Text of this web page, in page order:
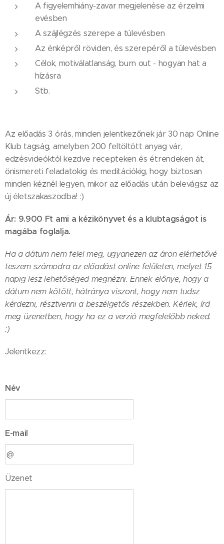
A figyelemhiány-zavar megjelenése az érzelmi
evésben
A szájlégzés szerepe a túlevésben
Az énképről röviden, és szerepéről a túlevésben
Célok, motiválatlanság, burn out - hogyan hat a
hízásra
Stb.
Az előadás 3 órás, minden jelentkezőnek jár 30 nap Online
Klub tagság, amelyben 200 feltöltött anyag vár,
edzésvideóktól kezdve recepteken és étrendeken át,
önismereti feladatokig és meditációkig, hogy biztosan
minden kéznél legyen, mikor az előadás után belevágsz az
új életszakaszodba! :)
Ár: 9.900 Ft ami a kézikönyvet és a klubtagságot is
magába foglalja.
Ha a dátum nem felel meg, ugyanezen az áron elérhetővé
teszem számodra az előadást online felületen, melyet 15
napig lesz lehetőséged megnézni. Ennek előnye, hogy a
dátum nem kötött, hátránya viszont, hogy nem tudsz
kérdezni, résztvenni a beszélgetős részekben. Kérlek, írd
meg üzenetben, hogy ha ez a verzió megfelelőbb neked.
:)
Jelentkezz:
Név
E-mail
Üzenet